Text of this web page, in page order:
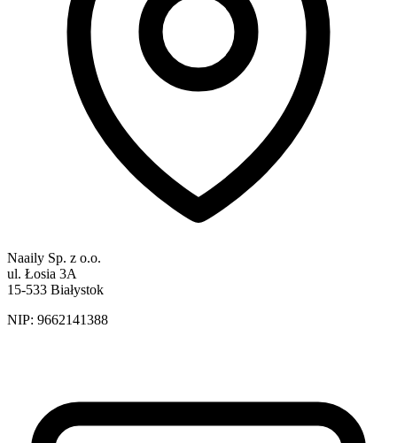
Naaily Sp. z o.o.
ul. Łosia 3A
15-533 Białystok
NIP: 9662141388